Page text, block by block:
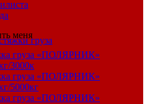
меня
груза
груза «ПОЛЯРНИК»
3000к
груза «ПОЛЯРНИК»
5000кг
груза «ПОЛЯРНИК»